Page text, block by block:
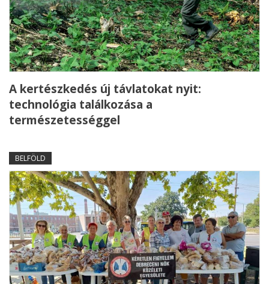
A kertészkedés új távlatokat nyit:
technológia találkozása a
természetességgel
BELFÖLD